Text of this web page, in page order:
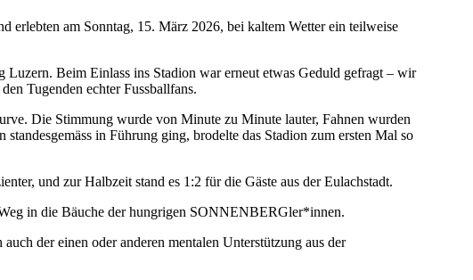
am Sonntag, 15. März 2026, bei kaltem Wetter ein teilweise
Beim Einlass ins Stadion war erneut etwas Geduld gefragt – wir
Tugenden echter Fussballfans.
Die Stimmung wurde von Minute zu Minute lauter, Fahnen wurden
in Führung ging, brodelte das Stadion zum ersten Mal so
und zur Halbzeit stand es 1:2 für die Gäste aus der Eulachstadt.
in die Bäuche der hungrigen SONNENBERGler*innen.
der einen oder anderen mentalen Unterstützung aus der